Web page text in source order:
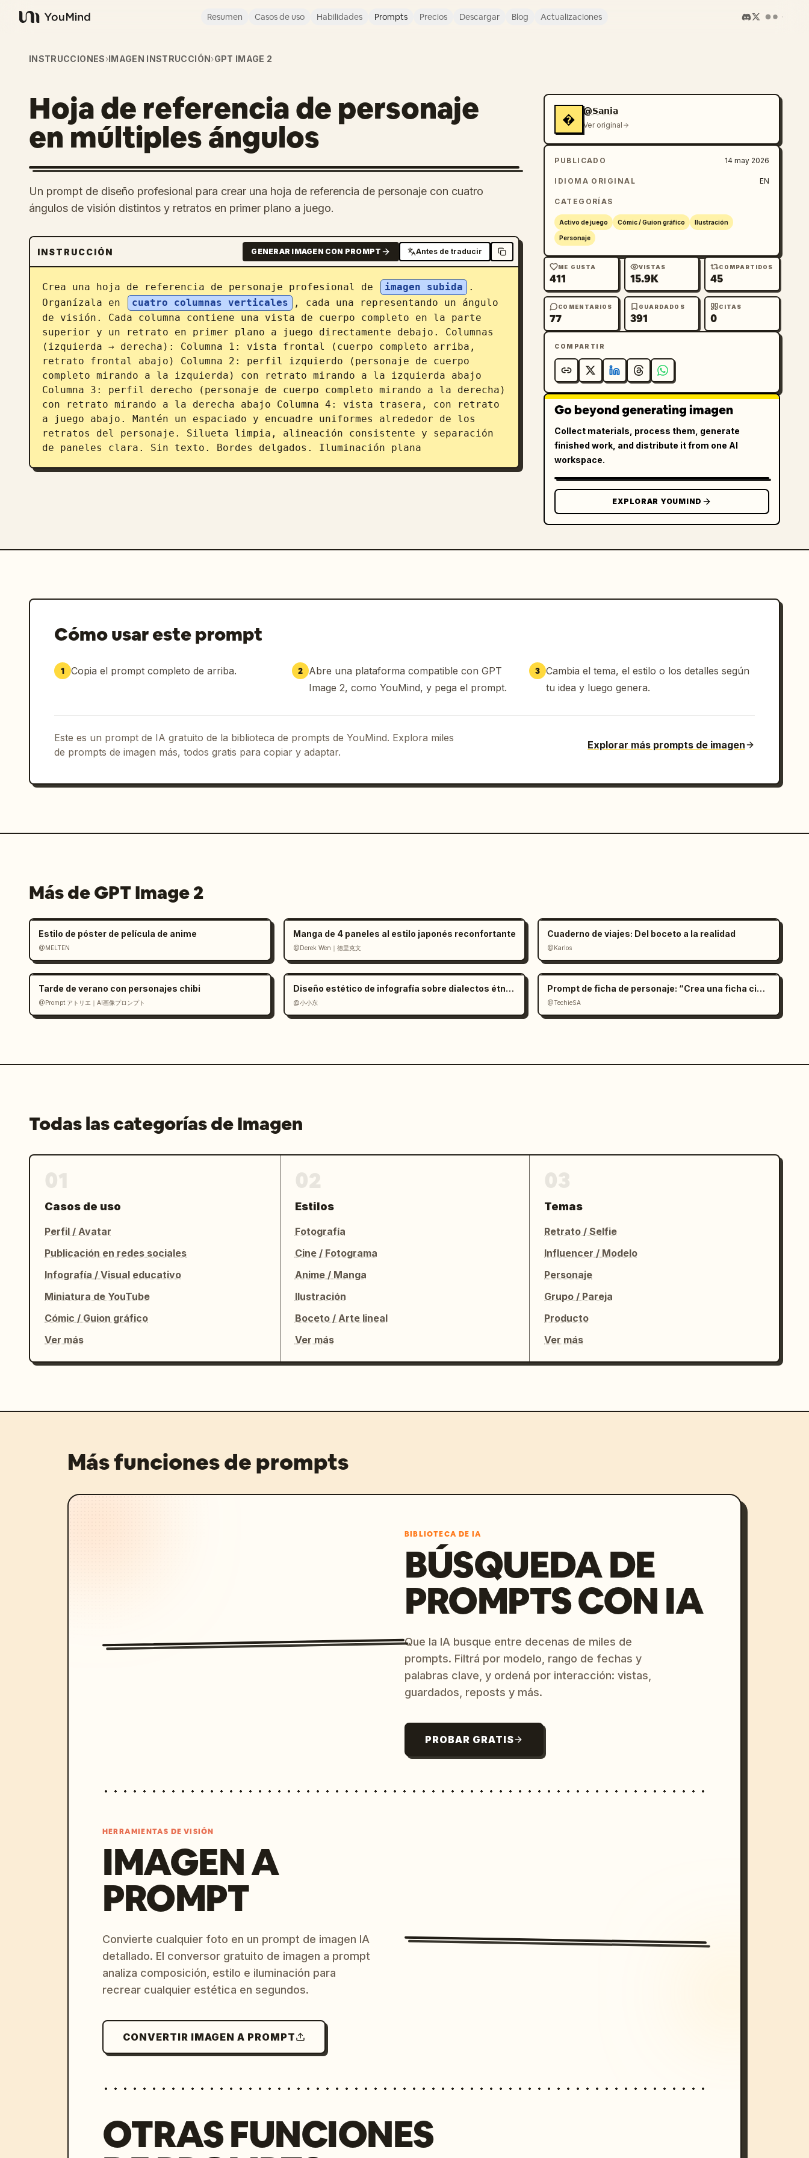
YouMind
Resumen Casos de uso Habilidades Prompts Precios Descargar Blog Actualizaciones
INSTRUCCIONES›IMAGEN INSTRUCCIÓN›GPT IMAGE 2
Hoja de referencia de personaje
en múltiples ángulos
Un prompt de diseño profesional para crear una hoja de referencia de personaje con cuatro
ángulos de visión distintos y retratos en primer plano a juego.
INSTRUCCIÓN GENERAR IMAGEN CON PROMPT Antes de traducir
Crea una hoja de referencia de personaje profesional de imagen subida
.
Organízala en
cuatro columnas verticales
, cada una representando un ángulo
de visión. Cada columna contiene una vista de cuerpo completo en la parte
superior y un retrato en primer plano a juego directamente debajo. Columnas
(izquierda → derecha): Columna 1: vista frontal (cuerpo completo arriba,
retrato frontal abajo) Columna 2: perfil izquierdo (personaje de cuerpo
completo mirando a la izquierda) con retrato mirando a la izquierda abajo
Columna 3: perfil derecho (personaje de cuerpo completo mirando a la derecha)
con retrato mirando a la derecha abajo Columna 4: vista trasera, con retrato
a juego abajo. Mantén un espaciado y encuadre uniformes alrededor de los
retratos del personaje. Silueta limpia, alineación consistente y separación
de paneles clara. Sin texto. Bordes delgados. Iluminación plana
�
@𝗦𝗮𝗻𝗶𝗮
Ver original
PUBLICADO 14 may 2026
IDIOMA ORIGINAL EN
CATEGORÍAS
Activo de juego Cómic / Guion gráfico Ilustración
Personaje
ME GUSTA
411
VISTAS
15.9K
COMPARTIDOS
45
COMENTARIOS
77
GUARDADOS
391
CITAS
0
COMPARTIR
Go beyond generating imagen
Collect materials, process them, generate
finished work, and distribute it from one AI
workspace.
EXPLORAR YOUMIND
Cómo usar este prompt
1 Copia el prompt completo de arriba. 2 Abre una plataforma compatible con GPT
Image 2, como YouMind, y pega el prompt.
3 Cambia el tema, el estilo o los detalles según
tu idea y luego genera.
Este es un prompt de IA gratuito de la biblioteca de prompts de YouMind. Explora miles
de prompts de imagen más, todos gratis para copiar y adaptar.
Explorar más prompts de imagen
Más de GPT Image 2
Estilo de póster de película de anime
@MELTEN
Manga de 4 paneles al estilo japonés reconfortante
@Derek Wen｜德里克文
Cuaderno de viajes: Del boceto a la realidad
@Karlos
Tarde de verano con personajes chibi
@Prompt アトリエ｜AI画像プロンプト
Diseño estético de infografía sobre dialectos étnicos
@小小东
Prompt de ficha de personaje: “Crea una ficha cinemat
@TechieSA
Todas las categorías de Imagen
Casos de uso
Perfil / Avatar
Publicación en redes sociales
Infografía / Visual educativo
Miniatura de YouTube
Cómic / Guion gráfico
Ver más
Estilos
Fotografía
Cine / Fotograma
Anime / Manga
Ilustración
Boceto / Arte lineal
Ver más
Temas
Retrato / Selfie
Influencer / Modelo
Personaje
Grupo / Pareja
Producto
Ver más
Más funciones de prompts
BIBLIOTECA DE IA
BÚSQUEDA DE
PROMPTS CON IA
Que la IA busque entre decenas de miles de
prompts. Filtrá por modelo, rango de fechas y
palabras clave, y ordená por interacción: vistas,
guardados, reposts y más.
PROBAR GRATIS
HERRAMIENTAS DE VISIÓN
IMAGEN A
PROMPT
Convierte cualquier foto en un prompt de imagen IA
detallado. El conversor gratuito de imagen a prompt
analiza composición, estilo e iluminación para
recrear cualquier estética en segundos.
CONVERTIR IMAGEN A PROMPT
OTRAS FUNCIONES